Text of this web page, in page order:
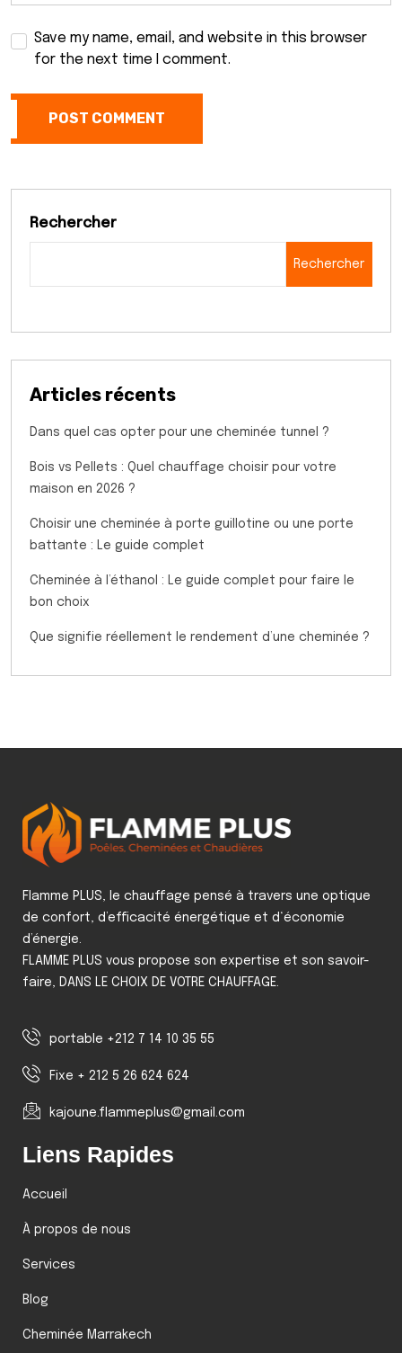
Save my name, email, and website in this browser
for the next time I comment.
POST COMMENT
Rechercher
Rechercher
Articles récents
Dans quel cas opter pour une cheminée tunnel ?
Bois vs Pellets : Quel chauffage choisir pour votre
maison en 2026 ?
Choisir une cheminée à porte guillotine ou une porte
battante : Le guide complet
Cheminée à l’éthanol : Le guide complet pour faire le
bon choix
Que signifie réellement le rendement d’une cheminée ?
Flamme PLUS, le chauffage pensé à travers une optique
de confort, d’efficacité énergétique et d‘économie
d’énergie.
FLAMME PLUS vous propose son expertise et son savoir-
faire, DANS LE CHOIX DE VOTRE CHAUFFAGE.
portable +212 7 14 10 35 55
Fixe + 212 5 26 624 624
kajoune.flammeplus@gmail.com
Liens Rapides
Accueil
À propos de nous
Services
Blog
Cheminée Marrakech